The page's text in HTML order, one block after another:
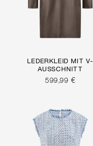
LEDERKLEID MIT V-
AUSSCHNITT
599,99 €